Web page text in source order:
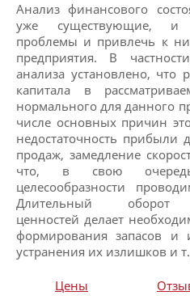
Анализ финансового
уже существующие, и
проблемы и привлечь к
предприятия. В
анализа установлено, что
капитала в
нормального для данного
числе основных причин
недостаточность прибыли
продаж, замедление
что, в свою
целесообразности
Длительный оборот
ценностей делает
формирования запасов и
устранения их излишков и
Цены